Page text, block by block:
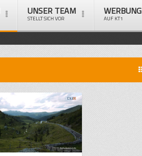
UNSER TEAM
STELLT SICH VOR
WERBUNG
AUF KT1